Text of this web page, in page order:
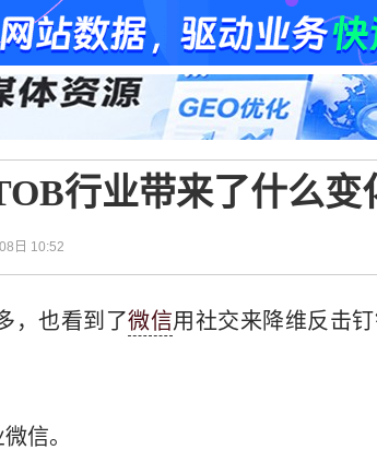
行业带来了什么变
日 10:52
，也看到了微信用社交来降维反击
信。